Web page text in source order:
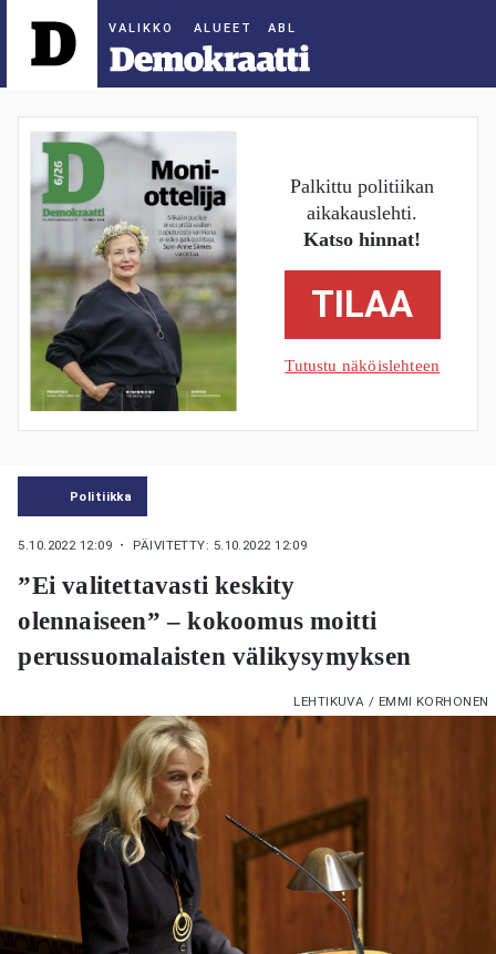
ALUEET
Palkittu politiikan
aikakauslehti.
Katso hinnat!
TILAA
Tutustu näköislehteen
Politiikka
5.10.2022 12:09 ・ PÄIVITETTY: 5.10.2022 12:09
”Ei valitettavasti keskity
olennaiseen” – kokoomus moitti
perussuomalaisten välikysymyksen
LEHTIKUVA / EMMI KORHONEN